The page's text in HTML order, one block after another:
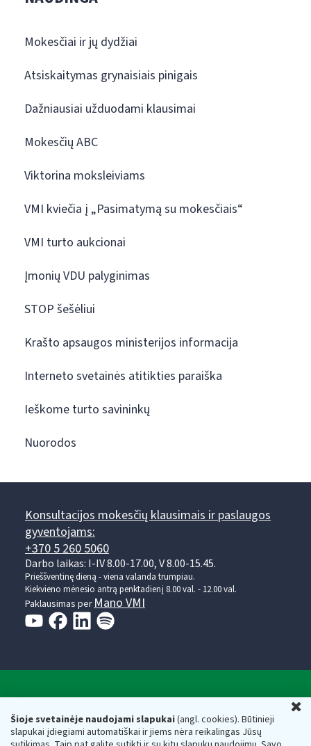
Šioje svetainėje naudojami slapukai(angl. cookies). Būtinieji
slapukai įdiegiami automatiškai ir jiems nėra reikalingas Jūsų
Mokesčiai ir jų dydžiai
Atsiskaitymas grynaisiais pinigais
Dažniausiai užduodami klausimai
Mokesčių ABC
Viktorina moksleiviams
VMI kviečia į „Pasimatymą su mokesčiais“
VMI turto aukcionai
Įmonių VDU palyginimas
STOP šešėliui
Krašto apsaugos ministerijos informacija
Interneto svetainės atitikties paraiška
Ieškome turto savininkų
Nuorodos
Konsultacijos mokesčių klausimais ir paslaugos
gyventojams:
+370 5 260 5060
Darbo laikas: I-IV 8.00-17.00, V 8.00-15.45.
Prieššventinę dieną - viena valanda trumpiau.
Kiekvieno mėnesio antrą penktadienį 8.00 val. - 12.00 val.
Paklausimas perMano VMI
Valstybinė mokesčių inspekcija prie Lietuvos
Respublikos finansų ministerijos
Biudžetinė įstaiga. Juridinio asmens kodas — 188659752,